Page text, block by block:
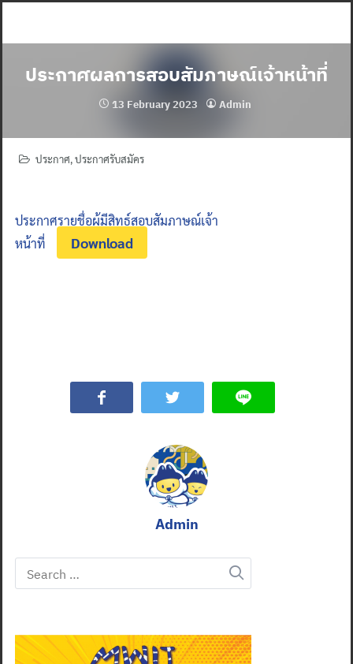
ประกาศผลการสอบสัมภาษณ์เจ้าหน้าที่
13 February 2023 Admin
ประกาศ,ประกาศรับสมัคร
ประกาศรายชื่อผู้มีสิทธ์สอบสัมภาษณ์เจ้า
หน้าที่
Download
Admin
Search
for: